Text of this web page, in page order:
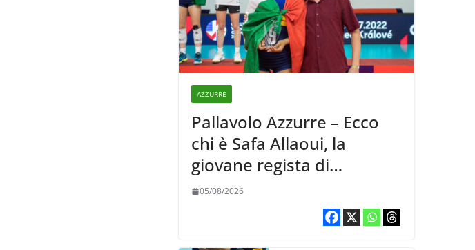
AZZURRE
Pallavolo Azzurre – Ecco
chi è Safa Allaoui, la
giovane regista di
Bergamo convocata al
collegiale di Cavalese
05/08/2026